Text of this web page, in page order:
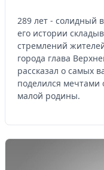
289 лет - солидный
его истории
стремлений
города глава
рассказал о самых
поделился мечтами
малой родины.